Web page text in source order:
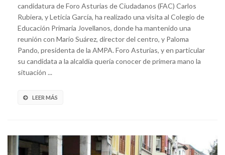
candidatura de Foro Asturias de Ciudadanos (FAC) Carlos
Rubiera, y Leticia García, ha realizado una visita al Colegio de
Educación Primaria Jovellanos, donde ha mantenido una
reunión con Mario Suárez, director del centro, y Paloma
Pando, presidenta de la AMPA. Foro Asturias, y en particular
su candidata a la alcaldía quería conocer de primera mano la
situación ...
LEER MÁS